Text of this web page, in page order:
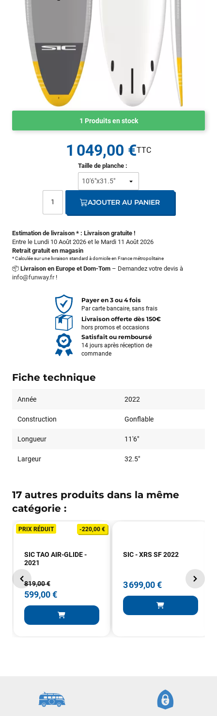
1 Produits en stock
Estimation de livraison * : Livraison gratuite !
Entre le Lundi 10 Août 2026 et le Mardi 11 Août 2026
Retrait gratuit en magasin
* Calculée sur une livraison standard à domicile en France métropolitaine
📦 Livraison en Europe et Dom-Tom – Demandez votre devis à
info@funway.fr!
Taille de planche :
1 049,00 €
AJOUTER AU PANIER
Payer en 3 ou 4 fois
Par carte bancaire, sans frais
Livraison offerte dès 150€
hors promos et occasions
Satisfait ou remboursé
14 jours après réception de
commande
Fiche technique
Année 2022
Construction Gonflable
Longueur 11'6"
Largeur 32.5"
17 autres produits dans la même
catégorie :
PRIX RÉDUIT -220,00 €
SIC TAO AIR-GLIDE -
2021
819,00 €
599,00 €
SIC - XRS SF 2022
3 699,00 €
François
avec moi les caractéristiques des équipements, me conseiller
sur le matériel à choisir, et m’a même offert du matériel en
plus. Niveau réactivité, c’est au top : la commande est partie
le lendemain, et j’ai bien reçu tout le matériel dans un colis
propre et soigné. Plus qu’à tester ça sur l’eau ! Je
recommande vivement ce magasin pour son
professionnalisme et sa réactivité.
encore pour cette severne dyno !